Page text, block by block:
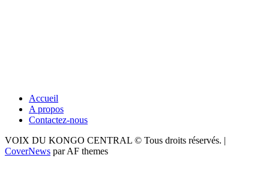
Accueil
A propos
Contactez-nous
VOIX DU KONGO CENTRAL © Tous droits réservés. |
CoverNews par AF themes